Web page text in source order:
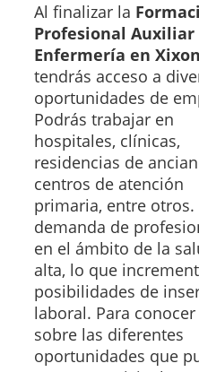
Al finalizar la
Profesional Auxiliar
Enfermería en
tendrás acceso a
oportunidades de
Podrás trabajar en
hospitales, clínicas,
residencias de
centros de atención
primaria, entre otros.
demanda de
en el ámbito de la
alta, lo que
posibilidades de
laboral. Para
sobre las diferentes
oportunidades que